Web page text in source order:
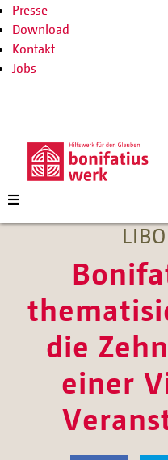
Presse
Download
Kontakt
Jobs
die
einer